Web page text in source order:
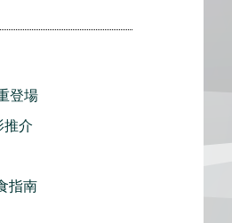
登場
推介
指南